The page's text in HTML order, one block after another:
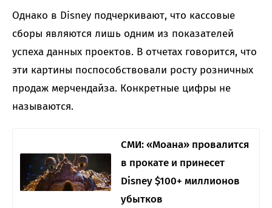
Однако в Disney подчеркивают, что кассовые
сборы являются лишь одним из показателей
успеха данных проектов. В отчетах говорится, что
эти картины поспособствовали росту розничных
продаж мерчендайза. Конкретные цифры не
называются.
СМИ: «Моана» провалится
в прокате и принесет
Disney $100+ миллионов
убытков